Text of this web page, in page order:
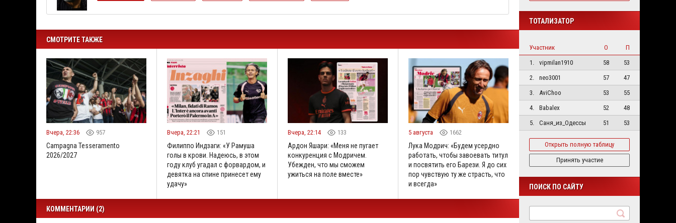
СМОТРИТЕ ТАКЖЕ
Вчера, 22:36 957
Campagna Tesseramento
2026/2027
Вчера, 22:21 151
Филиппо Индзаги: «У Рамуша
голы в крови. Надеюсь, в этом
году клуб угадал с форвардом, и
девятка на спине принесет ему
удачу»
Вчера, 22:14 133
Ардон Яшари: «Меня не пугает
конкуренция с Модричем.
Убежден, что мы сможем
ужиться на поле вместе»
5 августа 1662
Лука Модрич: «Будем усердно
работать, чтобы завоевать титул
и посвятить его Барези. Я до сих
пор чувствую ту же страсть, что
и всегда»
КОММЕНТАРИИ (2)
ТОТАЛИЗАТОР
Участник О
П
1.
vipmilan1910 58
53
2.
neo3001 57
47
3.
AviChoo 53
55
4.
Babalex 52
48
5.
Саня_из_Одессы 51 53
Открыть полную таблицу
Принять участие
ПОИСК ПО САЙТУ